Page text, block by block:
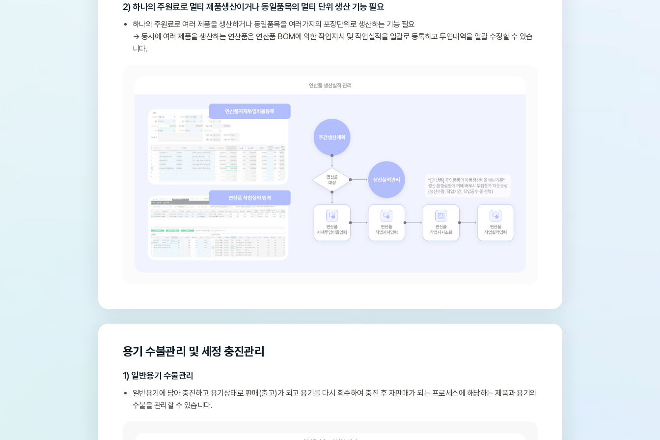
2) 하나의 주원료로 멀티 제품생산이거나 동일품목의 멀티 단위 생산 기능 필요
하나의 주원료로 여러 제품을 생산하거나 동일품목을 여러가지의 포장단위로 생산하는 기능 필요
→ 동시에 여러 제품을 생산하는 연산품은 연산품 BOM에 의한 작업지시 및 작업실적을 일괄로 등록하고 투입내역을 일괄 수정할 수 있습
니다.
용기 수불관리 및 세정 충진관리
1) 일반용기 수불관리
일반용기에 담아 충진하고 용기상태로 판매(출고)가 되고 용기를 다시 회수하여 충진 후 재판매가 되는 프로세스에 해당하는 제품과 용기의
수불을 관리할 수 있습니다.